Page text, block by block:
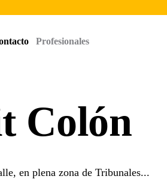
Profesionales
Colón
en plena zona de Tribunales...